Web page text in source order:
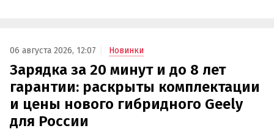
06 августа 2026, 12:07 Новинки
Зарядка за 20 минут и до 8 лет
гарантии: раскрыты комплектации
и цены нового гибридного Geely
для России